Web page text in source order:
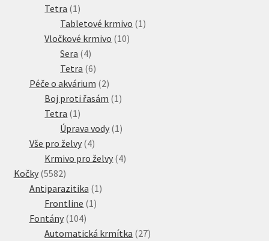
Tetra 1 1
produkt
Tabletové krmivo 1 1
Vločkové krmivo 1010
Sera 44
produkty
Tetra 66
produktů
Péče o akvárium 22
produkty
Boj proti řasám 1 1
Tetra 1 1
produkt
Úprava vody 1 1
Vše pro želvy 44
produkty
Krmivo pro želvy 44
Kočky 55825582
produktů
Antiparazitika 1 1
Frontline 1 1
Fontány 104104
produktů
Automatická krmítka 2727